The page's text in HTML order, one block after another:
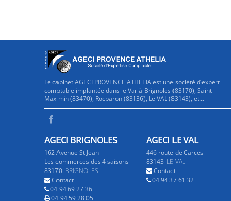
Le cabinet AGECI PROVENCE ATHELIA est une société d’expert
comptable implantée dans le Var à Brignoles (83170), Saint-
Maximin (83470), Rocbaron (83136), Le VAL (83143), et...
AGECI BRIGNOLES
162 Avenue St Jean
Les commerces des 4 saisons
83170 BRIGNOLES
Contact
04 94 69 27 36
04 94 59 28 05
AGECI LE VAL
446 route de Carces
83143 LE VAL
Contact
04 94 37 61 32